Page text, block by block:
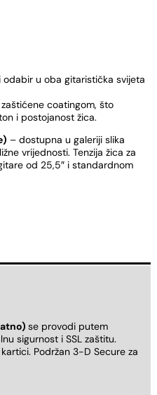
odabir u oba gitaristička svijeta
coatingom, što
i postojanost žica.
– dostupna u galeriji slika
vrijednosti. Tenzija žica za
od 25,5″ i standardnom
se provodi putem
sigurnost i SSL zaštitu.
Podržan 3-D Secure za